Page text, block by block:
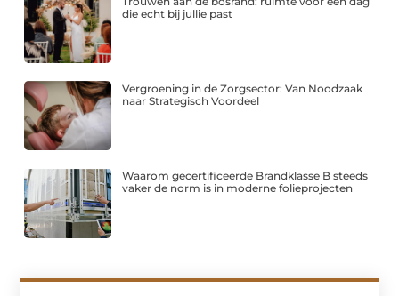
die echt bij jullie past
Vergroening in de Zorgsector: Van Noodzaak
naar Strategisch Voordeel
Waarom gecertificeerde Brandklasse B steeds
vaker de norm is in moderne folieprojecten